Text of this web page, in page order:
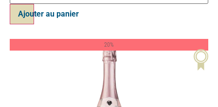
Ajouter au panier
20%